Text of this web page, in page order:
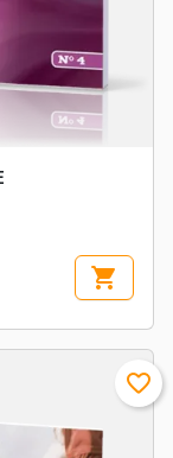
shopping_cart
favorite_border